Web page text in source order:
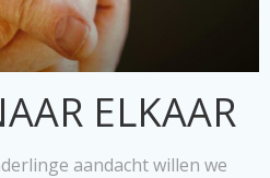
ELKAAR
aandacht willen we